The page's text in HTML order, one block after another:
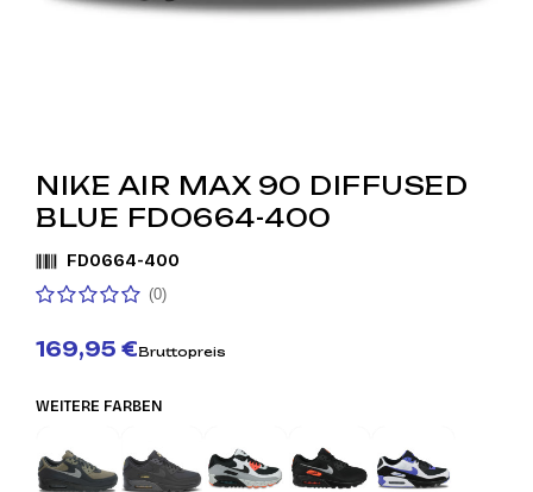
NIKE AIR MAX 90 DIFFUSED
BLUE FD0664-400
FD0664-400
(0)
169,95 €Bruttopreis
WEITERE FARBEN